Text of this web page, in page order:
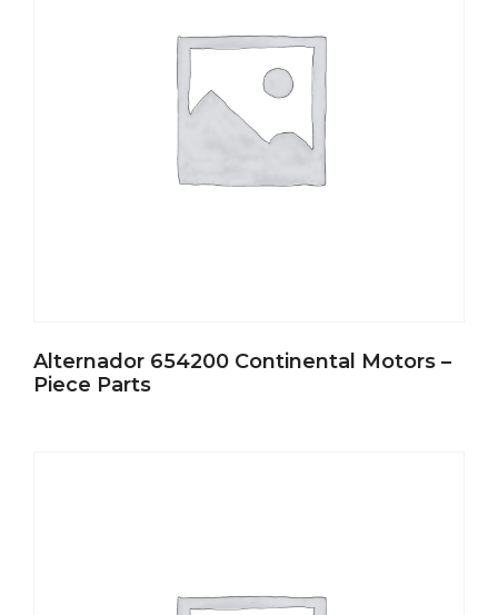
Alternador 654200 Continental Motors –
Piece Parts